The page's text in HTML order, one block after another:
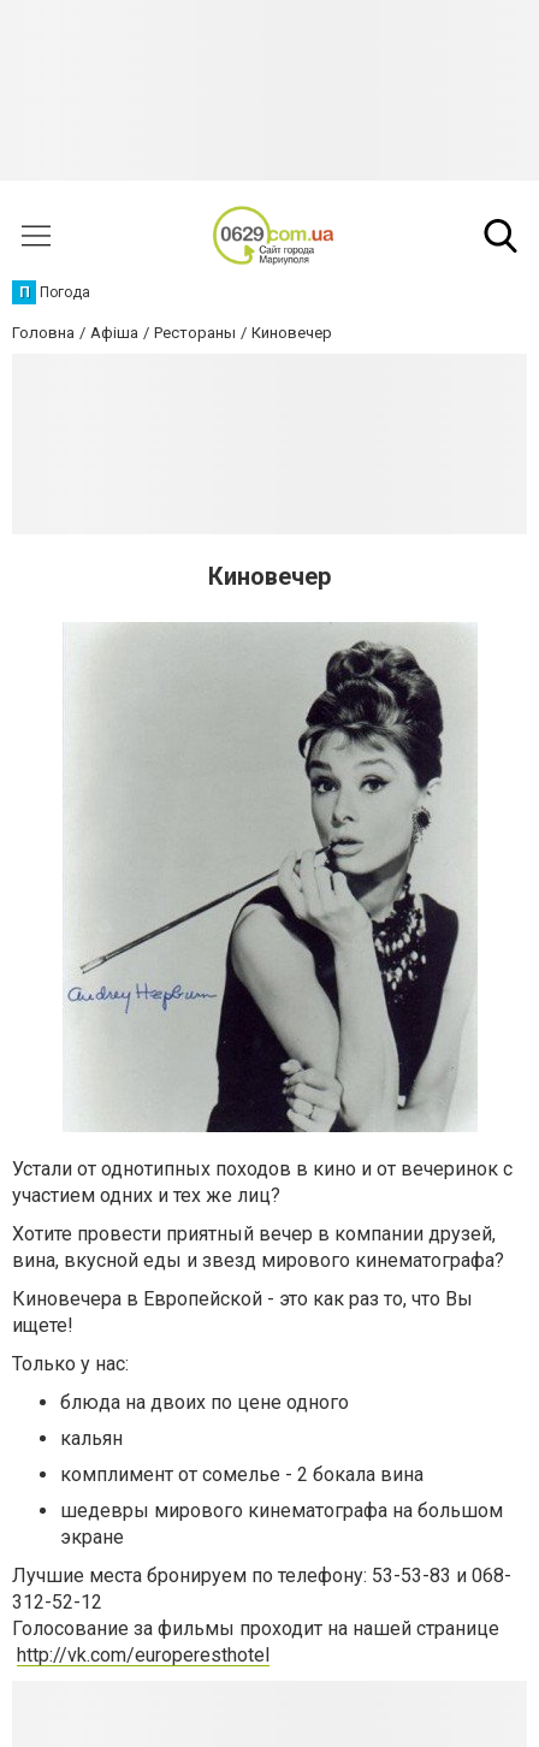
П Погода
Головна Афіша Рестораны Киновечер
Киновечер
Устали от однотипных походов в кино и от вечеринок с
участием одних и тех же лиц?
Хотите провести приятный вечер в компании друзей,
вина, вкусной еды и звезд мирового кинематографа?
Киновечера в Европейской - это как раз то, что Вы
ищете!
Только у нас:
блюда на двоих по цене одного
кальян
комплимент от сомелье - 2 бокала вина
шедевры мирового кинематографа на большом
экране
Лучшие места бронируем по телефону: 53-53-83 и 068-
312-52-12
Голосование за фильмы проходит на нашей странице
http://vk.com/europeresthotel